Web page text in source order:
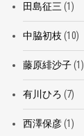
田島征三 (1)
中脇初枝 (10)
藤原緋沙子(1)
有川ひろ (7)
西澤保彦(1)